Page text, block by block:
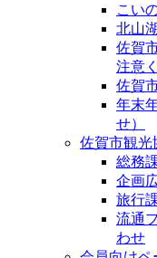
こい
北山
佐賀
注意
佐賀
年末
せ）
佐賀市観光
総務
企画
旅行
流通
わせ